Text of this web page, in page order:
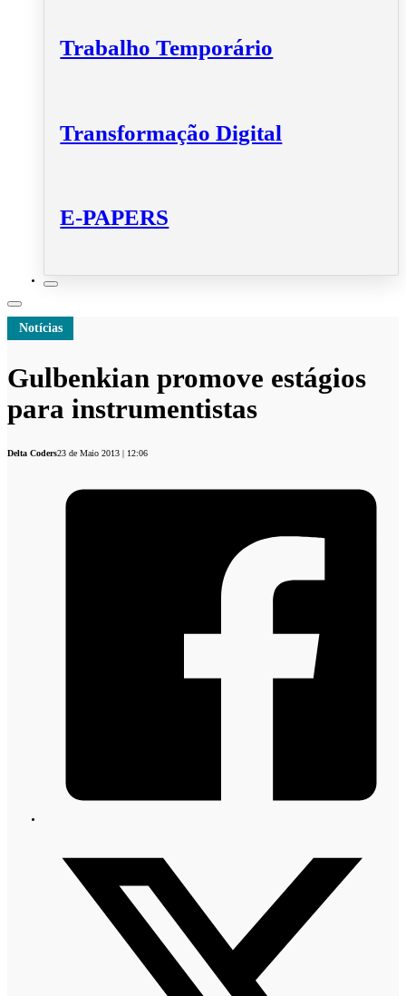
Trabalho Temporário
Transformação Digital
E-PAPERS
Notícias
Gulbenkian promove estágios
para instrumentistas
Delta Coders23 de Maio 2013 | 12:06